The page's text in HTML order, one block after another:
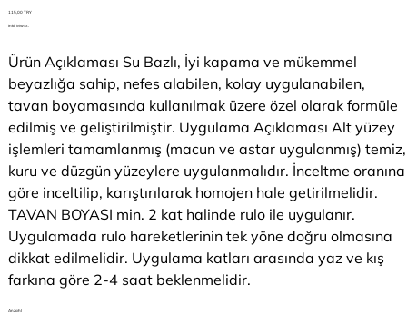
Preis
115,00 TRY
inkl. MwSt.
Ürün Açıklaması Su Bazlı, İyi kapama ve mükemmel
beyazlığa sahip, nefes alabilen, kolay uygulanabilen,
tavan boyamasında kullanılmak üzere özel olarak formüle
edilmiş ve geliştirilmiştir. Uygulama Açıklaması Alt yüzey
işlemleri tamamlanmış (macun ve astar uygulanmış) temiz,
kuru ve düzgün yüzeylere uygulanmalıdır. İnceltme oranına
göre inceltilip, karıştırılarak homojen hale getirilmelidir.
TAVAN BOYASI min. 2 kat halinde rulo ile uygulanır.
Uygulamada rulo hareketlerinin tek yöne doğru olmasına
dikkat edilmelidir. Uygulama katları arasında yaz ve kış
farkına göre 2-4 saat beklenmelidir.
Anzahl